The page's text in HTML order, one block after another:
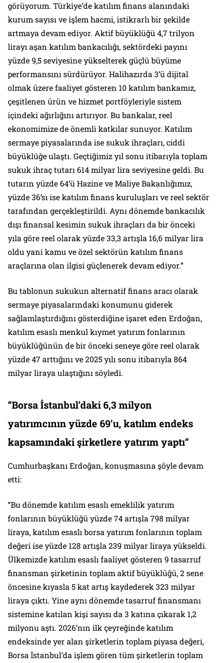
görüyorum. Türkiye’de katılım finans alanındaki
kurum sayısı ve işlem hacmi, istikrarlı bir şekilde
artmaya devam ediyor. Aktif büyüklüğü 4,7 trilyon
lirayı aşan katılım bankacılığı, sektördeki payını
yüzde 9,5 seviyesine yükselterek güçlü büyüme
performansını sürdürüyor. Halihazırda 3’ü dijital
olmak üzere faaliyet gösteren 10 katılım bankamız,
çeşitlenen ürün ve hizmet portföyleriyle sistem
içindeki ağırlığını artırıyor. Bu bankalar, reel
ekonomimize de önemli katkılar sunuyor. Katılım
sermaye piyasalarında ise sukuk ihraçları, ciddi
büyüklüğe ulaştı. Geçtiğimiz yıl sonu itibarıyla toplam
sukuk ihraç tutarı 614 milyar lira seviyesine geldi. Bu
tutarın yüzde 64’ü Hazine ve Maliye Bakanlığımız,
yüzde 36’sı ise katılım finans kuruluşları ve reel sektör
tarafından gerçekleştirildi. Aynı dönemde bankacılık
dışı finansal kesimin sukuk ihraçları da bir önceki
yıla göre reel olarak yüzde 33,3 artışla 16,6 milyar lira
oldu yani kamu ve özel sektörün katılım finans
araçlarına olan ilgisi güçlenerek devam ediyor.”
Bu tablonun sukukun alternatif finans aracı olarak
sermaye piyasalarındaki konumunu giderek
sağlamlaştırdığını gösterdiğine işaret eden Erdoğan,
katılım esaslı menkul kıymet yatırım fonlarının
büyüklüğünün de bir önceki seneye göre reel olarak
yüzde 47 arttığını ve 2025 yılı sonu itibarıyla 864
milyar liraya ulaştığını söyledi.
“Borsa İstanbul’daki 6,3 milyon
yatırımcının yüzde 69’u, katılım endeks
kapsamındaki şirketlere yatırım yaptı”
Cumhurbaşkanı Erdoğan, konuşmasına şöyle devam
etti:
“Bu dönemde katılım esaslı emeklilik yatırım
fonlarının büyüklüğü yüzde 74 artışla 798 milyar
liraya, katılım esaslı borsa yatırım fonlarının toplam
değeri ise yüzde 128 artışla 239 milyar liraya yükseldi.
Ülkemizde katılım esaslı faaliyet gösteren 9 tasarruf
finansman şirketinin toplam aktif büyüklüğü, 2 sene
öncesine kıyasla 5 kat artış kaydederek 323 milyar
liraya çıktı. Yine aynı dönemde tasarruf finansmanı
sistemine katılan kişi sayısı da 3 katına çıkarak 1,2
milyonu aştı. 2026’nın ilk çeyreğinde katılım
endeksinde yer alan şirketlerin toplam piyasa değeri,
Borsa İstanbul’da işlem gören tüm şirketlerin toplam